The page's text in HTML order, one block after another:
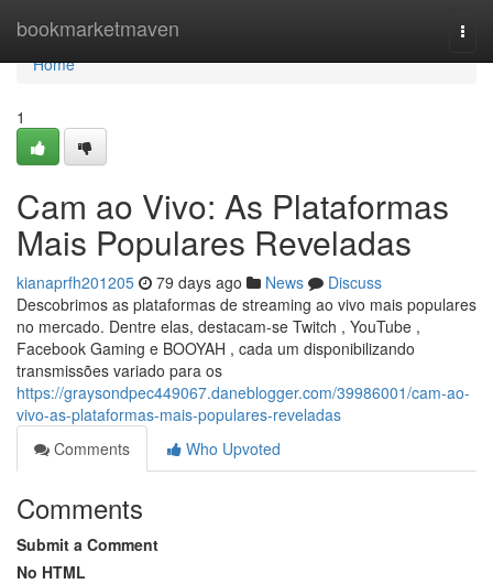
bookmarketmaven
Home
Home
1
Cam ao Vivo: As Plataformas
Mais Populares Reveladas
kianaprfh201205 79 days ago News
Discuss
Descobrimos as plataformas de streaming ao vivo mais populares
no mercado. Dentre elas, destacam-se Twitch , YouTube ,
Facebook Gaming e BOOYAH , cada um disponibilizando
transmissões variado para os
https://graysondpec449067.daneblogger.com/39986001/cam-ao-
vivo-as-plataformas-mais-populares-reveladas
Comments
Who Upvoted
Comments
Submit a Comment
No HTML